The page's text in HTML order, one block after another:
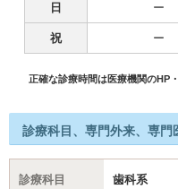
日 ー
祝 ー
正確な診療時間は医療機関のHP
診療科目、専門外来、専門
診療科目
歯科系